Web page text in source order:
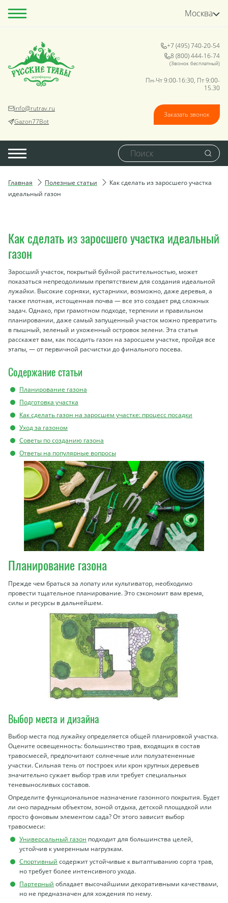
Москва
info@rutrav.ru
Gazon77Bot
+7 (495) 740-20-54
8 (800) 444-16-74
(Звонок бесплатный)
Пн-Чт 9:00-16:30, Пт 9:00-
15.30
Заказать звонок
Главная Полезные статьи
Как сделать из заросшего участка
идеальный газон
Как сделать из заросшего участка идеальный
газон
Заросший участок, покрытый буйной растительностью, может
показаться непреодолимым препятствием для создания идеальной
лужайки. Высокие сорняки, кустарники, возможно, даже деревья, а
также плотная, истощенная почва — все это создает ряд сложных
задач. Однако, при грамотном подходе, терпении и правильном
планировании, даже самый запущенный участок можно превратить
в пышный, зеленый и ухоженный островок зелени. Эта статья
расскажет вам, как посадить газон на заросшем участке, пройдя все
этапы, — от первичной расчистки до финального посева.
Содержание статьи
Планирование газона
Подготовка участка
Как сделать газон на заросшем участке: процесс посадки
Уход за газоном
Советы по созданию газона
Ответы на популярные вопросы
Планирование газона
Прежде чем браться за лопату или культиватор, необходимо
провести тщательное планирование. Это сэкономит вам время,
силы и ресурсы в дальнейшем.
Выбор места и дизайна
Выбор места под лужайку определяется общей планировкой участка.
Оцените освещенность: большинство трав, входящих в состав
травосмесей, предпочитают солнечные или полузатененные
участки. Сильная тень от построек или крон крупных деревьев
значительно сужает выбор трав или требует специальных
теневыносливых составов.
Определите функциональное назначение газонного покрытия. Будет
ли оно парадным объектом, зоной отдыха, детской площадкой или
просто фоновым элементом сада? От этого зависит выбор
травосмеси:
Универсальный газон подходит для большинства целей,
устойчив к умеренным нагрузкам.
Спортивный содержит устойчивые к вытаптыванию сорта трав,
но требует более интенсивного ухода.
Партерный обладает высочайшими декоративными качествами,
но не предназначен для хождения по нему.